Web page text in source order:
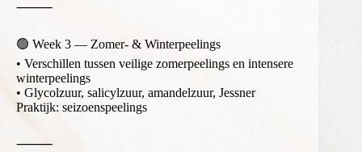
⸻
🟢 Week 3 — Zomer- & Winterpeelings
• Verschillen tussen veilige zomerpeelings en intensere
winterpeelings
• Glycolzuur, salicylzuur, amandelzuur, Jessner
Praktijk: seizoenspeelings
⸻